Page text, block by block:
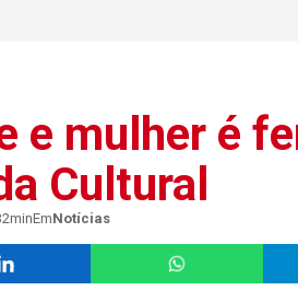
e mulher é
Cultural
EmNotícias